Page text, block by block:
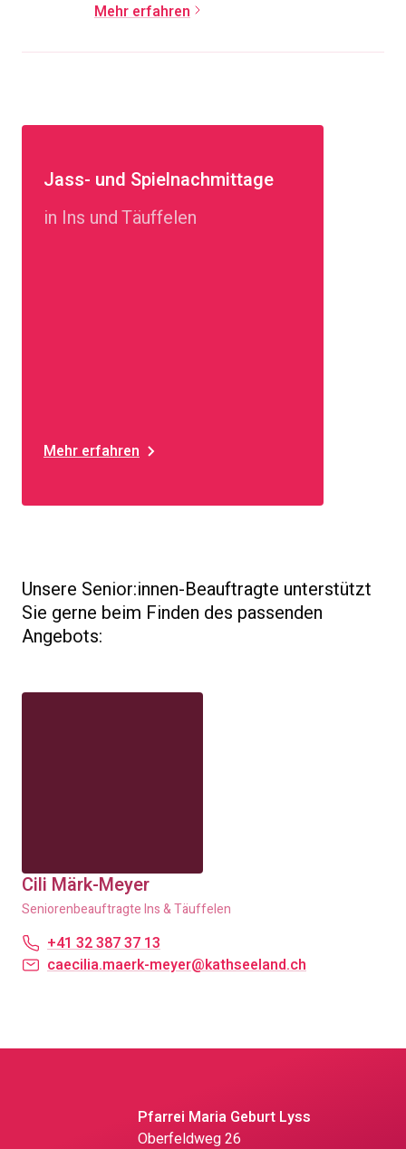
Mehr erfahren
Jass- und Spielnachmittage
in Ins und Täuffelen
Mehr erfahren
Unsere Senior:innen-Beauftragte unterstützt
Sie gerne beim Finden des passenden
Angebots:
Cili Märk-Meyer
Seniorenbeauftragte Ins & Täuffelen
+41 32 387 37 13
caecilia.maerk-meyer@kathseeland.ch
Pfarrei Maria Geburt Lyss
Oberfeldweg 26